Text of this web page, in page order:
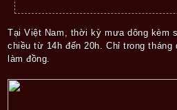
Tại Việt Nam, thời kỳ mưa dông kèm
chiều từ 14h đến 20h. Chỉ trong
làm đồng.